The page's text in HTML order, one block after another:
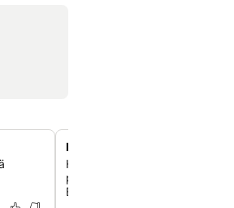
Keskeinen sijainti Kittilässä
Hotelli sijaitsee ihanteellisesti
pääsyn paikallisiin
Einari Junttilan taidemuseoon.